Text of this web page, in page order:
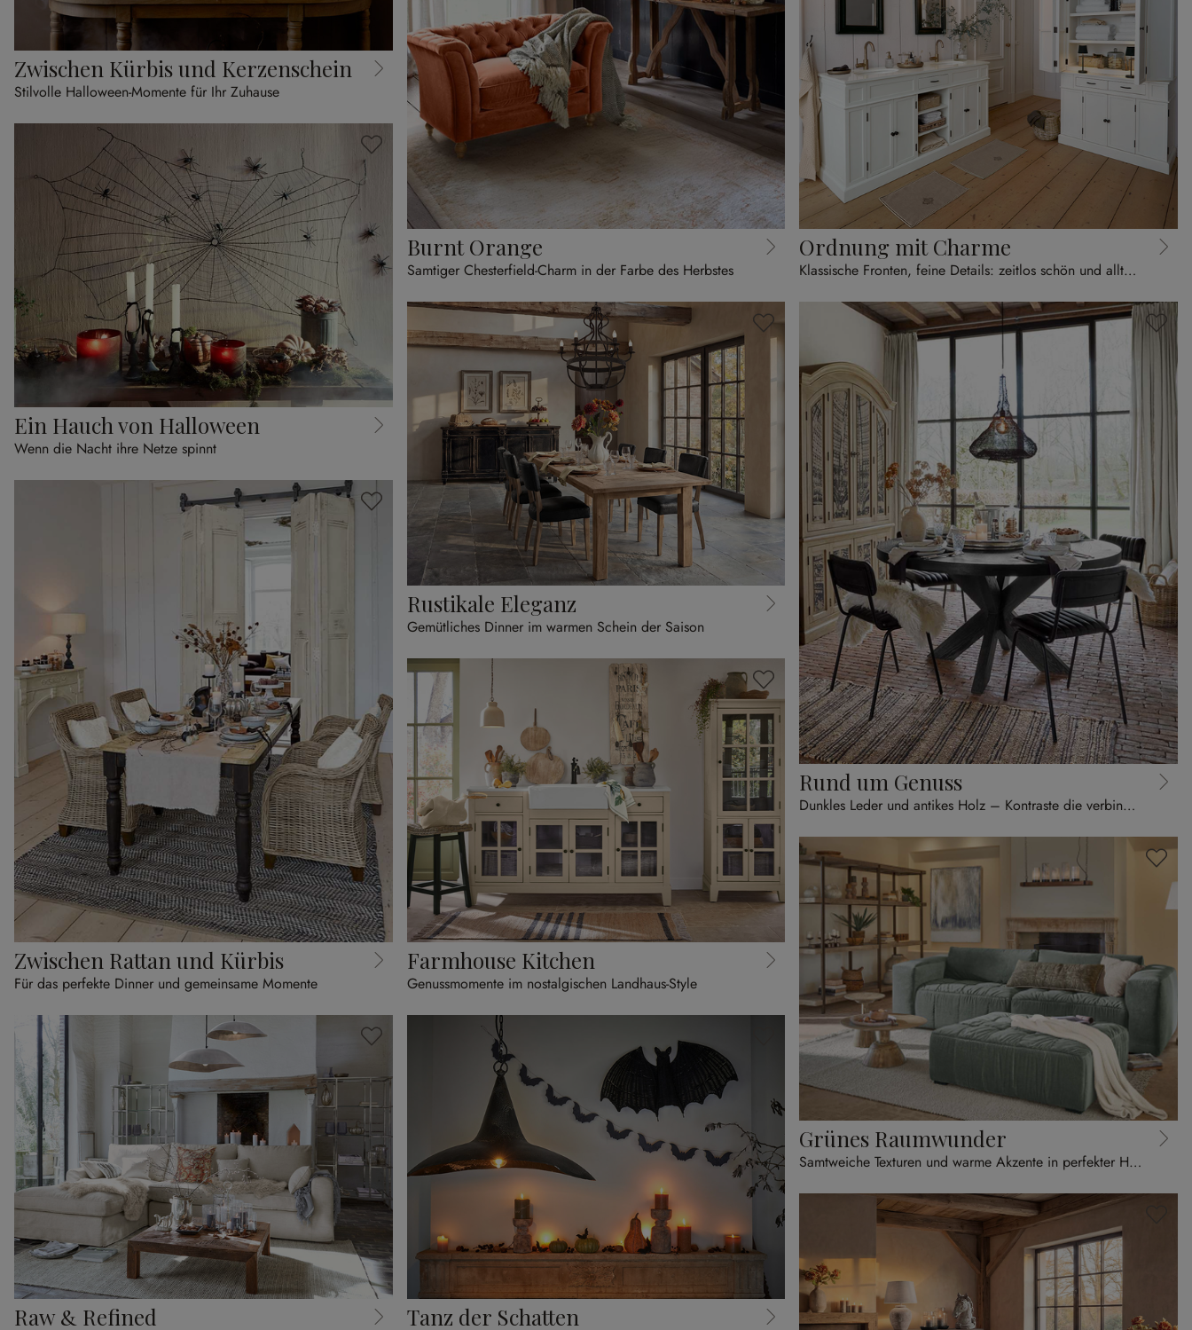
Zwischen Kürbis und Kerzenschein
Stilvolle Halloween-Momente für Ihr Zuhause
Burnt Orange
Samtiger Chesterfield-Charm in der Farbe des Herbstes
Ordnung mit Charme
Klassische Fronten, feine Details: zeitlos schön und alltagstauglich
Ein Hauch von Halloween
Wenn die Nacht ihre Netze spinnt
Rustikale Eleganz
Gemütliches Dinner im warmen Schein der Saison
Rund um Genuss
Dunkles Leder und antikes Holz – Kontraste die verbinden
Zwischen Rattan und Kürbis
Für das perfekte Dinner und gemeinsame Momente
Farmhouse Kitchen
Genussmomente im nostalgischen Landhaus-Style
Grünes Raumwunder
Samtweiche Texturen und warme Akzente in perfekter Harmonie
Raw & Refined Tanz der Schatten